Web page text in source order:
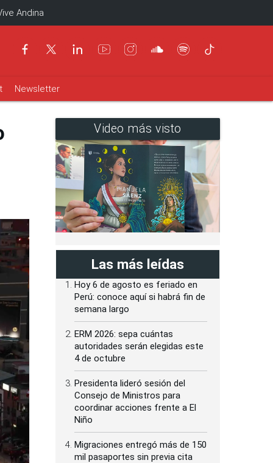
Andina
Newsletter
Video más visto
Las más leídas
Hoy 6 de agosto es feriado en
Perú: conoce aquí si habrá fin de
semana largo
ERM 2026: sepa cuántas
autoridades serán elegidas este
4 de octubre
Presidenta lideró sesión del
Consejo de Ministros para
coordinar acciones frente a El
Niño
Migraciones entregó más de 150
mil pasaportes sin previa cita